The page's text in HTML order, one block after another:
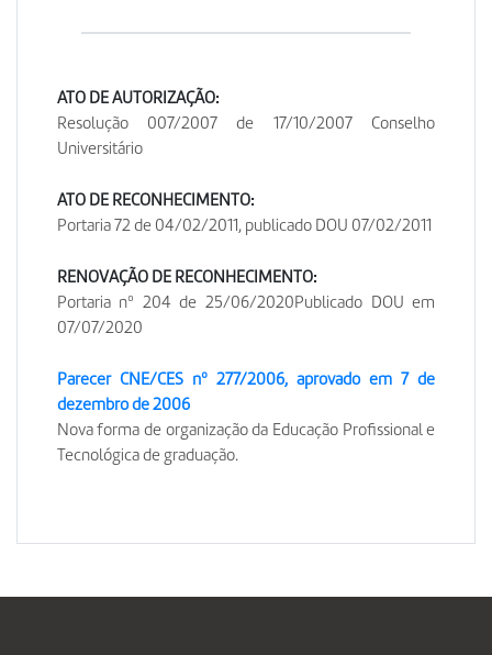
ATO DE AUTORIZAÇÃO:
Resolução 007/2007 de 17/10/2007 Conselho
Universitário
ATO DE RECONHECIMENTO:
Portaria 72 de 04/02/2011, publicado DOU 07/02/2011
RENOVAÇÃO DE RECONHECIMENTO:
Portaria nº 204 de 25/06/2020Publicado DOU em
07/07/2020
Parecer CNE/CES nº 277/2006, aprovado em 7 de
dezembro de 2006
Nova forma de organização da Educação Profissional e
Tecnológica de graduação.